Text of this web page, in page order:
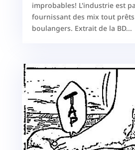
improbables! L'industrie est
fournissant des mix tout
boulangers. Extrait de la BD...